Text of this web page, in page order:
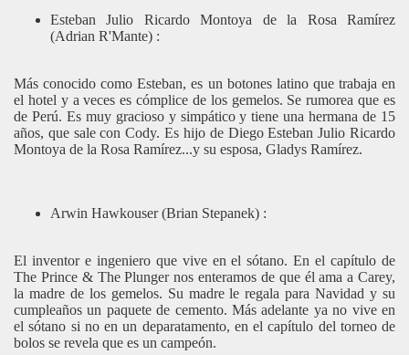
Esteban Julio Ricardo Montoya de la Rosa Ramírez
(Adrian R'Mante) :
Más conocido como Esteban, es un botones latino que trabaja en
el hotel y a veces es cómplice de los gemelos. Se rumorea que es
de Perú. Es muy gracioso y simpático y tiene una hermana de 15
años, que sale con Cody. Es hijo de Diego Esteban Julio Ricardo
Montoya de la Rosa Ramírez...y su esposa, Gladys Ramírez.
Arwin Hawkouser (Brian Stepanek) :
El inventor e ingeniero que vive en el sótano. En el capítulo de
The Prince & The Plunger nos enteramos de que él ama a Carey,
la madre de los gemelos. Su madre le regala para Navidad y su
cumpleaños un paquete de cemento. Más adelante ya no vive en
el sótano si no en un deparatamento, en el capítulo del torneo de
bolos se revela que es un campeón.